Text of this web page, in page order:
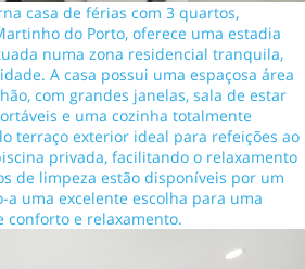
casa de férias com 3 quartos,
do Porto, oferece uma estadia
numa zona residencial tranquila,
A casa possui uma espaçosa área
com grandes janelas, sala de estar
e uma cozinha totalmente
terraço exterior ideal para refeições ao
privada, facilitando o relaxamento
de limpeza estão disponíveis por um
uma excelente escolha para uma
e relaxamento.